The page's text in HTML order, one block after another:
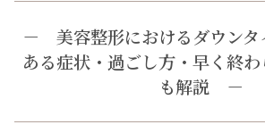
－ 美容整形におけるダウンタ
ある症状・過ごし方・早く終
も解説 －